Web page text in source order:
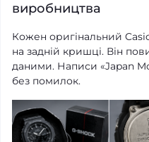
виробництва
Кожен оригінальний
на задній кришці. Він
даними. Написи «Japan
без помилок.